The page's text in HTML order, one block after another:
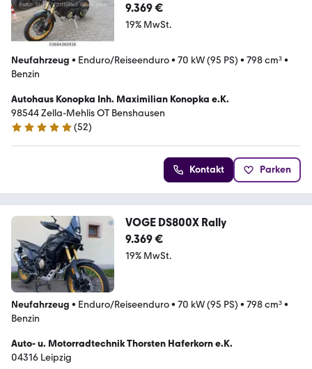
9.369 €
19% MwSt.
Neufahrzeug • Enduro/Reiseenduro• 70 kW (95 PS) • 798 cm³•
Benzin
Autohaus Konopka Inh. Maximilian Konopka e.K.
98544 Zella-Mehlis OT Benshausen
5 Sterne
(52)
Kontakt Parken
VOGE DS800X Rally
9.369 €
19% MwSt.
Neufahrzeug • Enduro/Reiseenduro• 70 kW (95 PS) • 798 cm³•
Benzin
Auto- u. Motorradtechnik Thorsten Haferkorn e.K.
04316 Leipzig